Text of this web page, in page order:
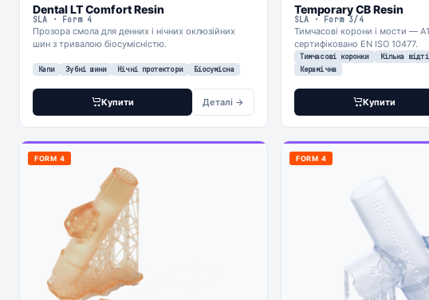
Dental LT Comfort Resin
SLA · Form 4
Прозора смола для денних і нічних оклюзійних
шин з тривалою біосумісністю.
Капи Зубні шини Нічні протектори Біосумісна
Купити Деталі →
Temporary CB Resin
SLA · Form 3/4
Тимчасові корони і мости —
сертифіковано EN ISO 10477.
Тимчасові коронки Кілька
Керамічна
Купити
FORM 4 FORM 4